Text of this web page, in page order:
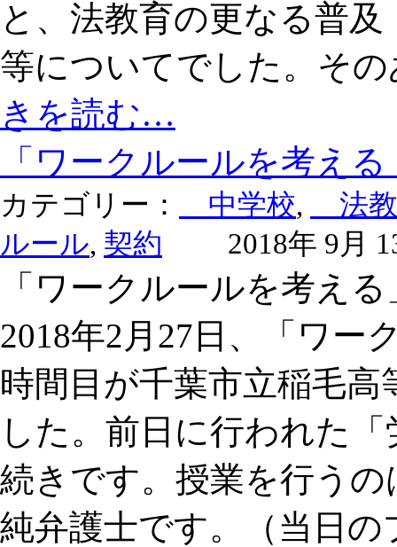
と、法教育の更なる普
等についてでした。そ
きを読む…
「ワークルールを考え
カテゴリー： 中学校,
法教
ルール, 契約 2018年 9月
「ワークルールを考え
2018年2月27日、「ワー
時間目が千葉市立稲毛
した。前日に行われた
続きです。授業を行う
純弁護士です。（当日